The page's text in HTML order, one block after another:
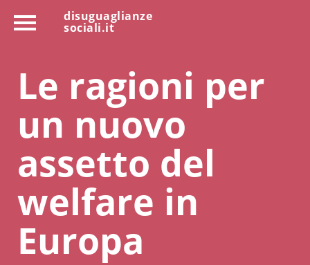
disuguaglianze
sociali.it
Le ragioni per
un nuovo
assetto del
welfare in
Europa